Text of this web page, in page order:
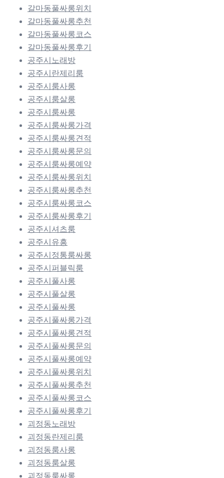
갈마동풀싸롱위치
갈마동풀싸롱추천
갈마동풀싸롱코스
갈마동풀싸롱후기
공주시노래방
공주시란제리룸
공주시룸사롱
공주시룸살롱
공주시룸싸롱
공주시룸싸롱가격
공주시룸싸롱견적
공주시룸싸롱문의
공주시룸싸롱예약
공주시룸싸롱위치
공주시룸싸롱추천
공주시룸싸롱코스
공주시룸싸롱후기
공주시셔츠룸
공주시유흥
공주시정통룸싸롱
공주시퍼블릭룸
공주시풀사롱
공주시풀살롱
공주시풀싸롱
공주시풀싸롱가격
공주시풀싸롱견적
공주시풀싸롱문의
공주시풀싸롱예약
공주시풀싸롱위치
공주시풀싸롱추천
공주시풀싸롱코스
공주시풀싸롱후기
괴정동노래방
괴정동란제리룸
괴정동룸사롱
괴정동룸살롱
괴정동룸싸롱